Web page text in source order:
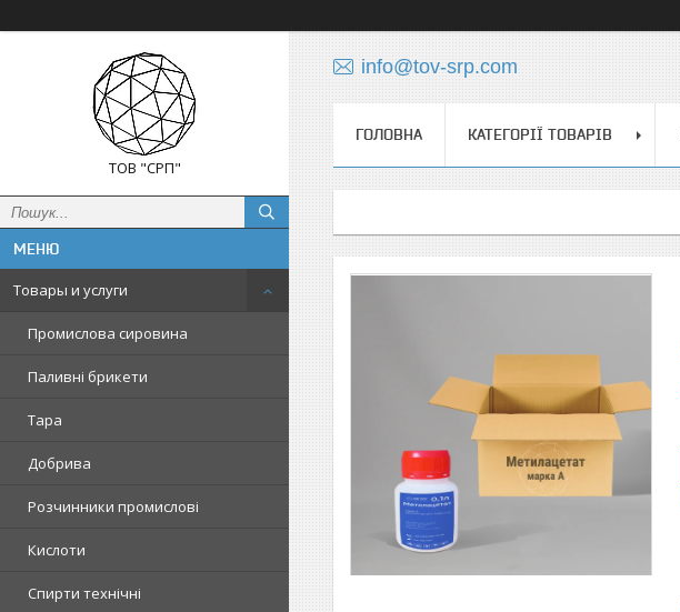
ТОВ "СРП"
Товары и услуги
Промислова сировина
Паливні брикети
Тара
Добрива
Розчинники промислові
Кислоти
Спирти технічні
info@tov-srp.com
ГОЛОВНА КАТЕГОРІЇ ТОВАРІВ